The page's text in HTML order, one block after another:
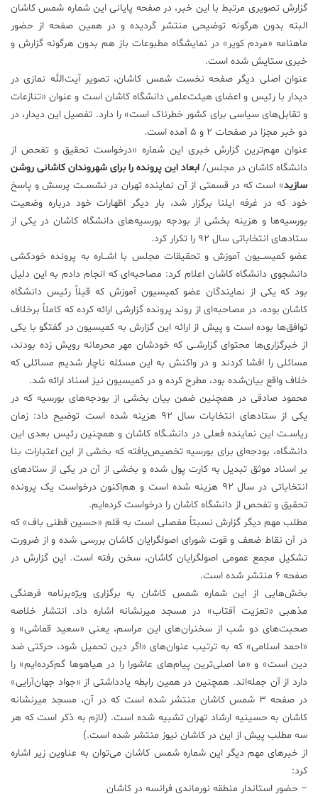
مجله
فرهنگی
و
هنری
گزارش تصویری مرتبط با این خبر، در صفحه پایانی این شماره شمس کاشان
البته بدون هرگونه توضیحی منتشر گردیده و در همین صفحه از حضور
ماهنامه «مردم کویر» در نمایشگاه مطبوعات باز هم بدون هرگونه گزارش و
خبری ستایش شده است.
عنوان اصلی دیگر صفحه نخست شمس کاشان، تصویر آیت‌الله نمازی در
دیدار با رئیس و اعضای هیئت‌علمی دانشگاه کاشان است و عنوان «تنازعات
و تقابل‌های سیاسی برای کشور خطرناک است» را دارد. تفصیل این دیدار، در
دو خبر مجزا در صفحات ۲ و ۵ آمده است.
عنوان مهم‌ترین گزارش خبری این شماره «درخواست تحقیق و تفحص از
دانشگاه کاشان در مجلس/ ابعاد این پرونده را برای شهروندان کاشانی روشن
سازید» است که در قسمتی از آن نماینده تهران در نشســت پرسش و پاسخ
خود که در غرفه ایلنا برگزار شد، بار دیگر اظهارات خود درباره وضعیت
بورسیه‌ها و هزینه بخشی از بودجه بورسیه‌های دانشگاه کاشان در یکی از
ستادهای انتخاباتی سال ۹۲ را تکرار کرد.
عضو کمیســیون آموزش و تحقیقات مجلس با اشــاره به پرونده خودکشی
دانشجوی دانشگاه کاشان اعلام کرد: مصاحبه‌ای که انجام دادم به این دلیل
بود که یکی از نمایندگان عضو کمیسیون آموزش که قبلاً رئیس دانشگاه
کاشان بوده، در مصاحبه‌ای از روند پرونده گزارشی ارائه کرده که کاملاً برخلاف
توافق‌ها بوده است و پیش از ارائه این گزارش به کمیسیون در گفتگو با یکی
از خبرگزاری‌ها محتوای گزارشــی که خودشان مهر محرمانه رویش زده بودند،
مسائلی را افشا کردند و در واکنش به این مسئله ناچار شدیم مسائلی که
خلاف واقع بیان‌شده بود، مطرح کرده و در کمیسیون نیز اسناد ارائه شد.
محمود صادقی در همچنین ضمن بیان بخشی از بودجه‌های بورسیه که در
یکی از ستادهای انتخابات سال ۹۲ هزینه شده است توضیح داد: زمان
ریاســت این نماینده فعلی در دانشــگاه کاشان و همچنین رئیس بعدی این
دانشگاه، بودجه‌ای برای بورسیه تخصیص‌یافته که بخشی از این اعتبارات بنا
بر اسناد موثق تبدیل به کارت پول شده و بخشی از آن در یکی از ستادهای
انتخاباتی در سال ۹۲ هزینه شده است و هم‌اکنون درخواست یک پرونده
تحقیق و تفحص از دانشگاه کاشان را درخواست کرده‌ایم.
مطلب مهم دیگر گزارش نسبتاً مفصلی است به قلم «حسین قطنی باف» که
در آن نقاط ضعف و قوت شورای اصولگرایان کاشان بررسی شده و از ضرورت
تشکیل مجمع عمومی اصولگرایان کاشان، سخن رفته است. این گزارش در
صفحه ۶ منتشر شده است.
بخش‌هایی از این شماره شمس کاشان به برگزاری ویژه‌برنامه فرهنگی
مذهبی «تعزیت آفتاب» در مسجد میرنشانه اشاره داد. انتشار خلاصه
صحبت‌های دو شب از سخنران‌های این مراسم، یعنی «سعید قماشی» و
«احمد اسلامی» که به ترتیب عنوان‌های «اگر دین تحمیل شود، حرکتی ضد
دین است» و «ما اصلی‌ترین پیام‌های عاشورا را در هیاهوها گم‌کرده‌ایم» را
دارد از آن جمله‌اند. همچنین در همین رابطه یادداشتی از «جواد جهان‌آرایی»
در صفحه ۳ شمس کاشان منتشر شده است که در آن، مسجد میرنشانه
کاشان به حسینیه ارشاد تهران تشبیه شده است. (لازم به ذکر است که هر
سه مطلب پیش از این در کاشان نیوز منتشر شده است.)
از خبرهای مهم دیگر این شماره شمس کاشان می‌توان به عناوین زیر اشاره
کرد:
– حضور استاندار منطقه نورماندی فرانسه در کاشان